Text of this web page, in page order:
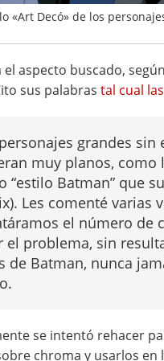
«Art Decó» de los
el aspecto buscado,
sus palabras tal cual
grandes
muy planos,
“estilo Batman” que
Les comenté varias
el número de
el problema, sin
de Batman, nunca
se intentó rehacer
chroma y usarlos en